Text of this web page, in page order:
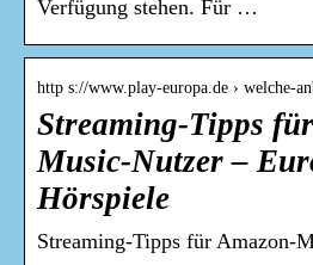
Verfügung stehen. Für …
http s://www.play-europa.de › welche-
Streaming-Tipps
Music-Nutzer –
Hörspiele
Streaming-Tipps für Amazon-